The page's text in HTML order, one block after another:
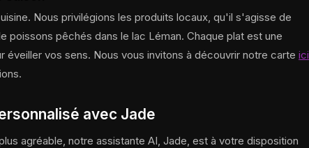
Nous privilégions les produits locaux, qu'il s'agisse de
poissons pêchés dans le lac Léman. Chaque plat est une
vos sens. Nous vous invitons à découvrir notre carte ici
avec Jade
agréable, notre assistante AI, Jade, est à votre disposition